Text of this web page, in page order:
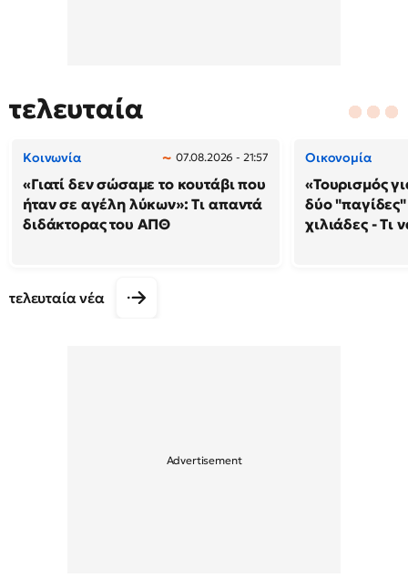
τελευταία
Κοινωνία 07.08.2026 - 21:57
«Γιατί δεν σώσαμε το κουτάβι που
ήταν σε αγέλη λύκων»: Τι απαντά
διδάκτορας του ΑΠΘ
Οικονομία
«Τουρισμός
δύο
χιλιάδες - Τι
τελευταία νέα